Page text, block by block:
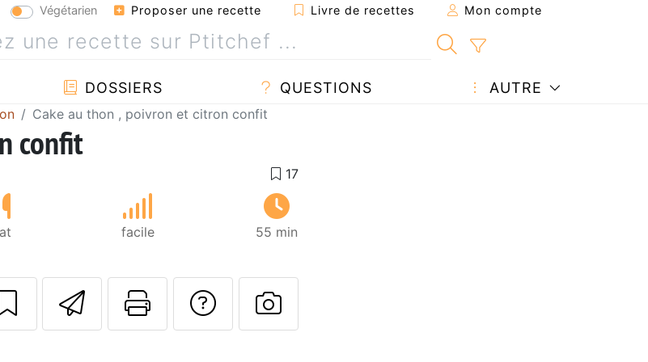
Végétarien Proposer une recette Livre de recettes Mon compte
DOSSIERS QUESTIONS AUTRE
Cake au thon , poivron et citron confit
confit
facile 55 min
Envoyer cette recette à un ami
Imprimer cette page
Poser une question à l'auteur
Publier votre photo de cette